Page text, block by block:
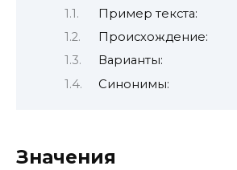
Пример текста:
Происхождение:
Варианты:
Синонимы:
Значения